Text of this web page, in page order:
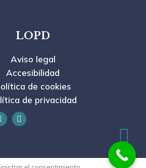
LOPD
Aviso legal
Accesibilidad
de cookies
de privacidad